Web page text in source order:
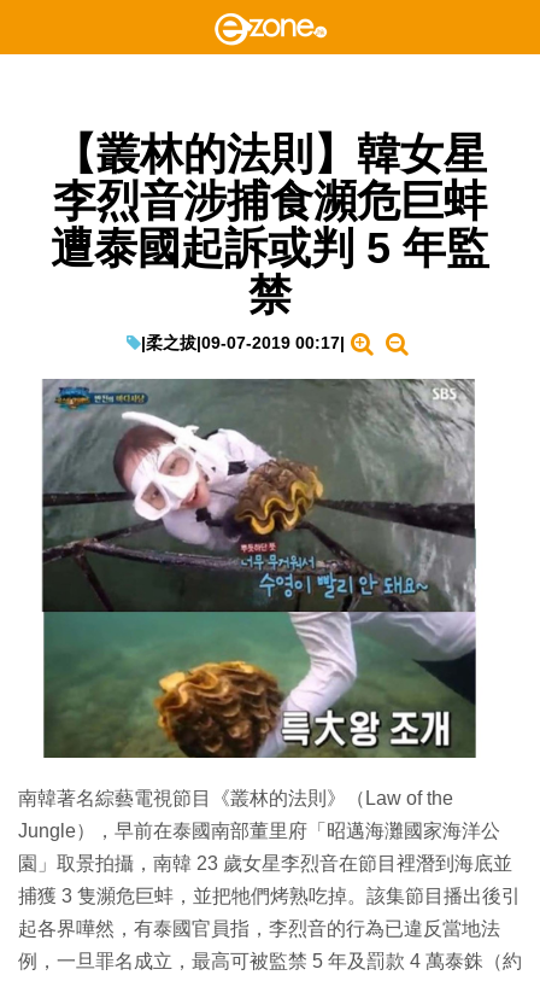
【叢林的法則】韓女星
李烈音涉捕食瀕危巨蚌
遭泰國起訴或判 5 年監
禁
|柔之拔|09-07-2019 00:17|
南韓著名綜藝電視節目《叢林的法則》（Law of the
Jungle），早前在泰國南部董里府「昭邁海灘國家海洋公
園」取景拍攝，南韓 23 歲女星李烈音在節目裡潛到海底並
捕獲 3 隻瀕危巨蚌，並把牠們烤熟吃掉。該集節目播出後引
起各界嘩然，有泰國官員指，李烈音的行為已違反當地法
例，一旦罪名成立，最高可被監禁 5 年及罰款 4 萬泰銖（約